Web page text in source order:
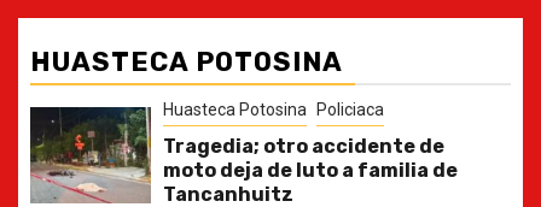
HUASTECA POTOSINA
Huasteca Potosina Policiaca
Tragedia; otro accidente de
moto deja de luto a familia de
Tancanhuitz